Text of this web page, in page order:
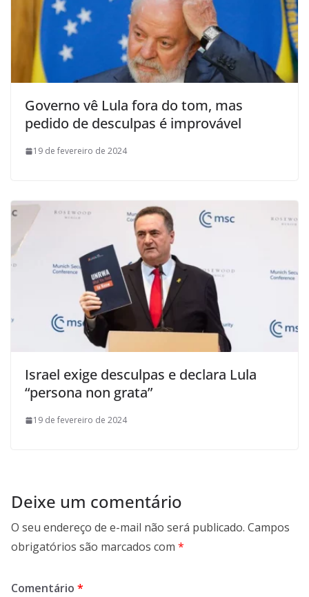
Governo vê Lula fora do tom, mas
pedido de desculpas é improvável
19 de fevereiro de 2024
Israel exige desculpas e declara Lula
“persona non grata”
19 de fevereiro de 2024
Deixe um comentário
O seu endereço de e-mail não será publicado. Campos
obrigatórios são marcados com *
Comentário *